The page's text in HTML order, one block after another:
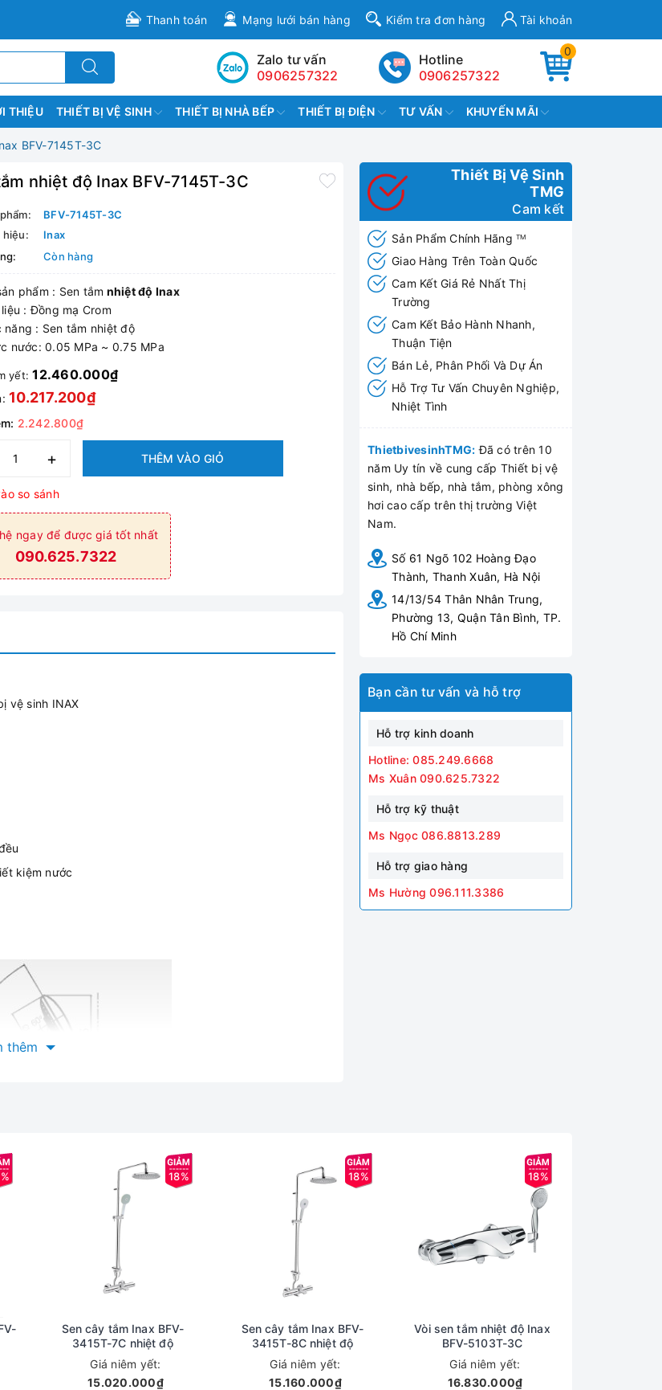
Thanh toán Mạng lưới bán hàng Kiểm tra đơn hàng Tài khoản
0
Hotline
0906257322
Zalo tư vấn
0906257322
THIỆU THIẾT BỊ VỆ SINH THIẾT BỊ NHÀ BẾP THIẾT BỊ ĐIỆN TƯ VẤN KHUYẾN MÃI
BFV-7145T-3C
nhiệt độ Inax BFV-7145T-3C
BFV-7145T-3C
hiệu:
Inax
Còn hàng
phẩm : Sen tắm nhiệt độ Inax
: Đồng mạ Crom
năng : Sen tắm nhiệt độ
nước: 0.05 MPa ~ 0.75 MPa
yết:12.460.000₫
10.217.200₫
2.242.800₫
+ THÊM VÀO GIỎ
so sánh
ngay để được giá tốt nhất
090.625.7322
vệ sinh INAX
kiệm nước
thêm
Thiết Bị Vệ Sinh
TMG
Cam kết
Sản Phẩm Chính Hãng TM
Giao Hàng Trên Toàn Quốc
Cam Kết Giá Rẻ Nhất Thị
Trường
Cam Kết Bảo Hành Nhanh,
Thuận Tiện
Bán Lẻ, Phân Phối Và Dự Án
Hỗ Trợ Tư Vấn Chuyên Nghiệp,
Nhiệt Tình
ThietbivesinhTMG: Đã có trên 10
năm Uy tín về cung cấp Thiết bị vệ
sinh, nhà bếp, nhà tắm, phòng xông
hơi cao cấp trên thị trường Việt
Nam.
Số 61 Ngõ 102 Hoàng Đạo
Thành, Thanh Xuân, Hà Nội
14/13/54 Thân Nhân Trung,
Phường 13, Quận Tân Bình, TP.
Hồ Chí Minh
Bạn cần tư vấn và hỗ trợ
Hỗ trợ kinh doanh
Hotline: 085.249.6668
Ms Xuân 090.625.7322
Hỗ trợ kỹ thuật
Ms Ngọc 086.8813.289
Hỗ trợ giao hàng
Ms Hường 096.111.3386
18%
Sen cây tắm Inax BFV-
3415T-7C nhiệt độ
Giá niêm yết:
15.020.000₫
18%
Sen cây tắm Inax BFV-
3415T-8C nhiệt độ
Giá niêm yết:
15.160.000₫
18%
Vòi sen tắm nhiệt độ Inax
BFV-5103T-3C
Giá niêm yết:
16.830.000₫